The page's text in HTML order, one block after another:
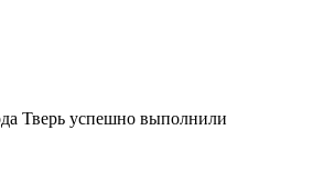
Тверь успешно выполнили